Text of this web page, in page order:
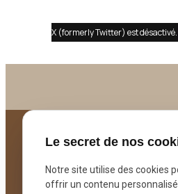
X (formerly Twitter) est désactivé.
Le secret de nos
Notre site utilise des cookies
offrir un contenu